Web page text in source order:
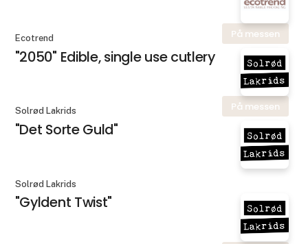
På messen
Ecotrend
"2050" Edible, single use cutlery
På messen
Solrød Lakrids
"Det Sorte Guld"
Solrød Lakrids
"Gyldent Twist"